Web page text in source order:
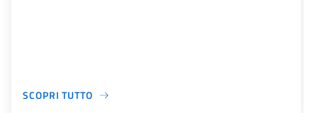
SCOPRI TUTTO